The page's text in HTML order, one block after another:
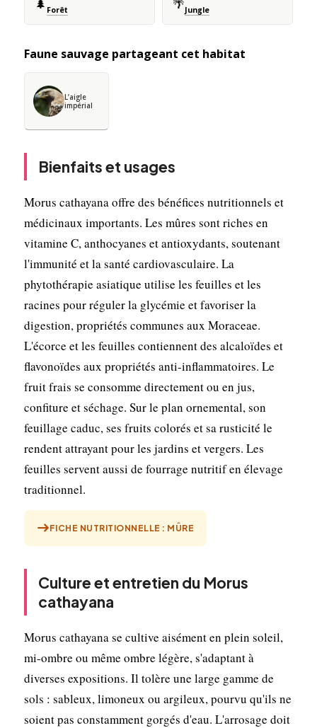
🌲 Forêt 🌴Jungle
Faune sauvage partageant cet habitat
L’aigle
impérial
Bienfaits et usages
Morus cathayana offre des bénéfices nutritionnels et
médicinaux importants. Les mûres sont riches en
vitamine C, anthocyanes et antioxydants, soutenant
l'immunité et la santé cardiovasculaire. La
phytothérapie asiatique utilise les feuilles et les
racines pour réguler la glycémie et favoriser la
digestion, propriétés communes aux Moraceae.
L'écorce et les feuilles contiennent des alcaloïdes et
flavonoïdes aux propriétés anti-inflammatoires. Le
fruit frais se consomme directement ou en jus,
confiture et séchage. Sur le plan ornemental, son
feuillage caduc, ses fruits colorés et sa rusticité le
rendent attrayant pour les jardins et vergers. Les
feuilles servent aussi de fourrage nutritif en élevage
traditionnel.
FICHE NUTRITIONNELLE : MÛRE
Culture et entretien du Morus
cathayana
Morus cathayana se cultive aisément en plein soleil,
mi-ombre ou même ombre légère, s'adaptant à
diverses expositions. Il tolère une large gamme de
sols : sableux, limoneux ou argileux, pourvu qu'ils ne
soient pas constamment gorgés d'eau. L'arrosage doit